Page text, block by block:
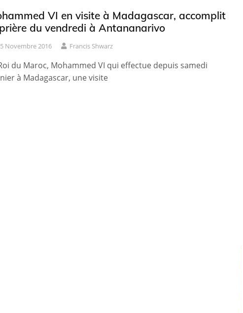
VI en visite à Madagascar, accomplit
du vendredi à Antananarivo
Novembre 2016 Francis Shwarz
du Maroc, Mohammed VI qui effectue depuis samedi
à Madagascar, une visite